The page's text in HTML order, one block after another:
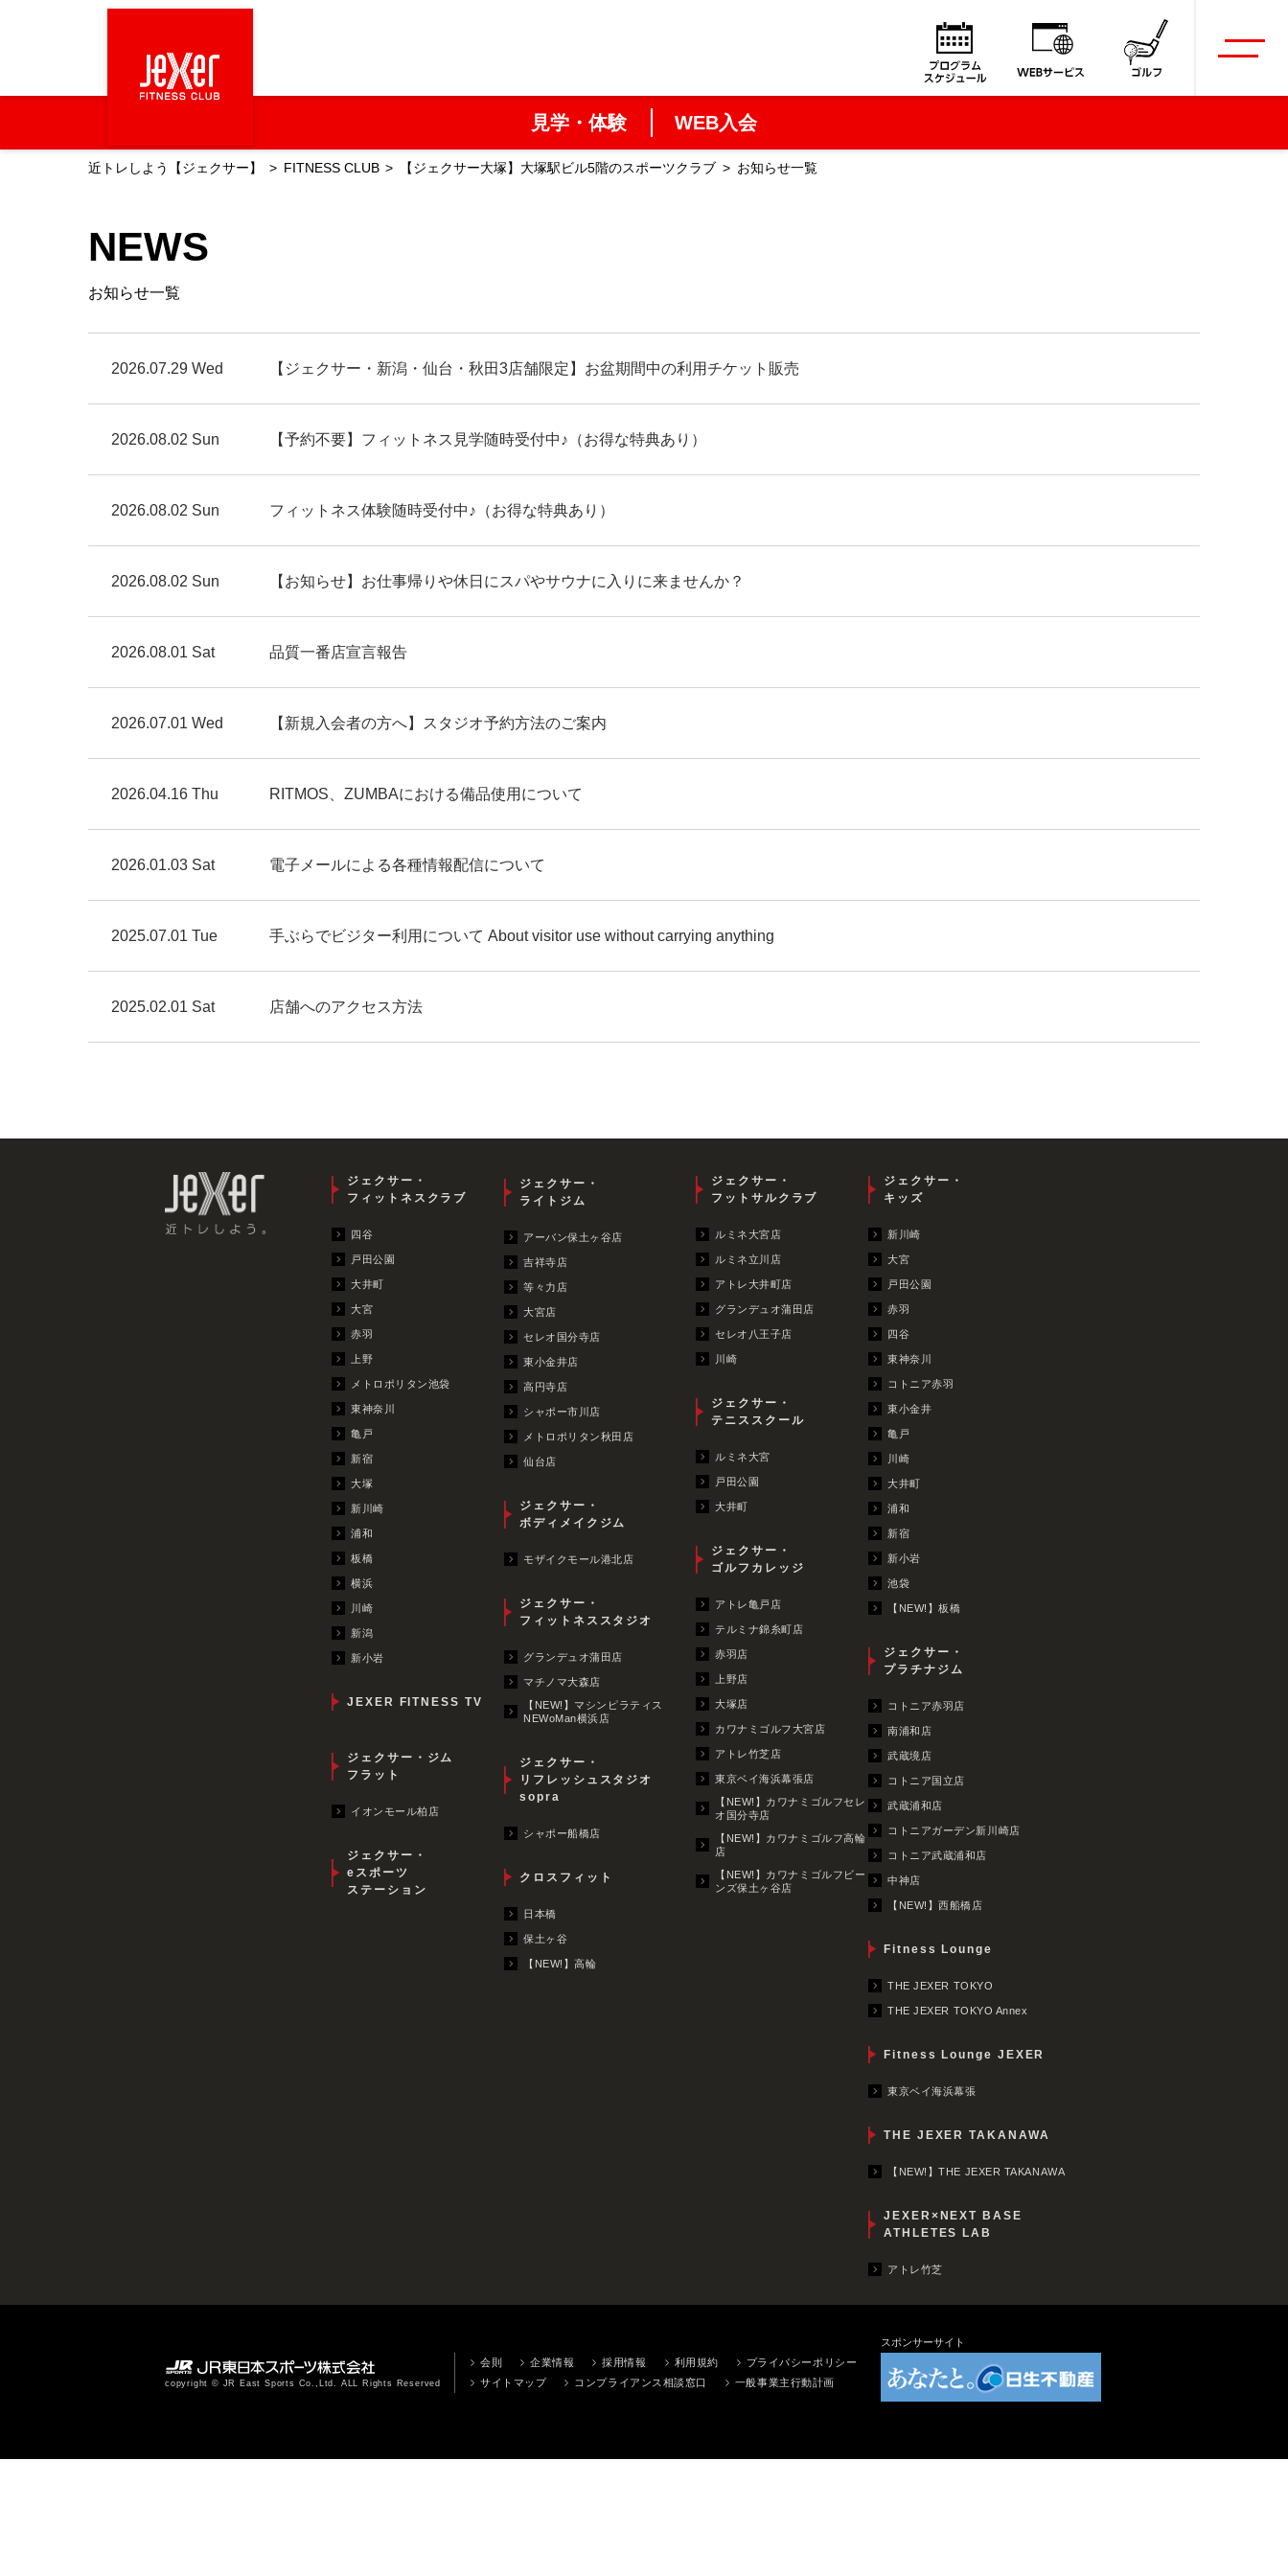
見学・体験 WEB入会
近トレしよう【ジェクサー】 FITNESS CLUB 【ジェクサー大塚】大塚駅ビル5階のスポーツクラブ お知らせ一覧
NEWS
お知らせ一覧
2026.07.29 Wed 【ジェクサー・新潟・仙台・秋田3店舗限定】お盆期間中の利用チケット販売
2026.08.02 Sun 【予約不要】フィットネス見学随時受付中♪（お得な特典あり）
2026.08.02 Sun フィットネス体験随時受付中♪（お得な特典あり）
2026.08.02 Sun 【お知らせ】お仕事帰りや休日にスパやサウナに入りに来ませんか？
2026.08.01 Sat 品質一番店宣言報告
2026.07.01 Wed 【新規入会者の方へ】スタジオ予約方法のご案内
2026.04.16 Thu RITMOS、ZUMBAにおける備品使用について
2026.01.03 Sat 電子メールによる各種情報配信について
2025.07.01 Tue 手ぶらでビジター利用について About visitor use without carrying anything
2025.02.01 Sat 店舗へのアクセス方法
ジェクサー・
フィットネスクラブ
四谷
戸田公園
大井町
大宮
赤羽
上野
メトロポリタン池袋
東神奈川
亀戸
新宿
大塚
新川崎
浦和
板橋
横浜
川崎
新潟
新小岩
JEXER FITNESS TV
ジェクサー・ジム
フラット
イオンモール柏店
ジェクサー・
eスポーツ
ステーション
ジェクサー・
ライトジム
アーバン保土ヶ谷店
吉祥寺店
等々力店
大宮店
セレオ国分寺店
東小金井店
高円寺店
シャポー市川店
メトロポリタン秋田店
仙台店
ジェクサー・
ボディメイクジム
モザイクモール港北店
ジェクサー・
フィットネススタジオ
グランデュオ蒲田店
マチノマ大森店
【NEW!】マシンピラティス
NEWoMan横浜店
ジェクサー・
リフレッシュスタジオ
sopra
シャポー船橋店
クロスフィット
日本橋
保土ヶ谷
【NEW!】高輪
ジェクサー・
フットサルクラブ
ルミネ大宮店
ルミネ立川店
アトレ大井町店
グランデュオ蒲田店
セレオ八王子店
川崎
ジェクサー・
テニススクール
ルミネ大宮
戸田公園
大井町
ジェクサー・
ゴルフカレッジ
アトレ亀戸店
テルミナ錦糸町店
赤羽店
上野店
大塚店
カワナミゴルフ大宮店
アトレ竹芝店
東京ベイ海浜幕張店
【NEW!】カワナミゴルフセレ
オ国分寺店
【NEW!】カワナミゴルフ高輪
店
【NEW!】カワナミゴルフビー
ンズ保土ヶ谷店
ジェクサー・
キッズ
新川崎
大宮
戸田公園
赤羽
四谷
東神奈川
コトニア赤羽
東小金井
亀戸
川崎
大井町
浦和
新宿
新小岩
池袋
【NEW!】板橋
ジェクサー・
プラチナジム
コトニア赤羽店
南浦和店
武蔵境店
コトニア国立店
武蔵浦和店
コトニアガーデン新川崎店
コトニア武蔵浦和店
中神店
【NEW!】西船橋店
Fitness Lounge
THE JEXER TOKYO
THE JEXER TOKYO Annex
Fitness Lounge JEXER
東京ベイ海浜幕張
THE JEXER TAKANAWA
【NEW!】THE JEXER TAKANAWA
JEXER×NEXT BASE
ATHLETES LAB
アトレ竹芝
copyright © JR East Sports Co.,Ltd. ALL Rights Reserved
会則 企業情報 採用情報 利用規約
プライバシーポリシー
サイトマップ
コンプライアンス相談窓口 一般事業主行動計画
スポンサーサイト